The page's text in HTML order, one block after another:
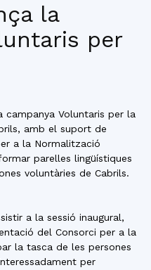
la
per
campanya Voluntaris per la
amb el suport de
a la Normalització
parelles lingüístiques
voluntàries de Cabrils.
a la sessió inaugural,
del Consorci per a la
la tasca de les persones
per